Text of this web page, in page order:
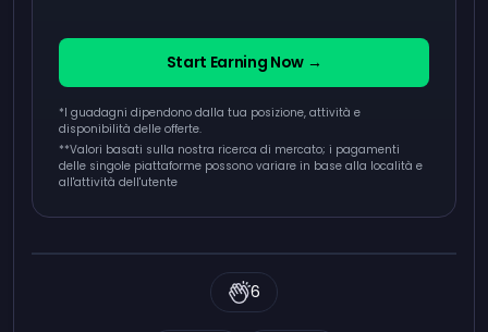
Start Earning Now →
*I guadagni dipendono dalla tua posizione, attività e
disponibilità delle offerte.
**Valori basati sulla nostra ricerca di mercato; i pagamenti
delle singole piattaforme possono variare in base alla località e
all'attività dell'utente
6